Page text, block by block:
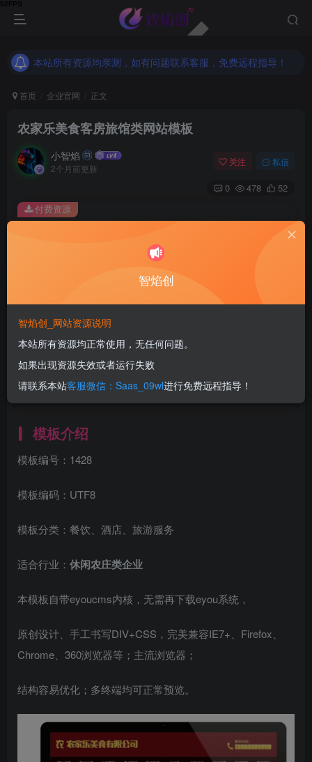
本站所有资源均亲测，如有问题联系客服，免费远程指导！
本站所有资源均亲测，如有问题联系客服，免费远程指导！
本站所有资源均亲测，如有问题联系客服，免费远程指导！
首页 企业官网 正文
农家乐美食客房旅馆类网站模板
小智焰
2个月前更新
关注 私信
0 478 52
此内容为付费资源，请付费后查看
RMB9.9
您当前未登录！建议登陆后购买，可保存购买订单
所有工作流及网站模板均无任何问题！
付费资源
模板介绍
模板编号：1428
模板编码：UTF8
模板分类：餐饮、酒店、旅游服务
适合行业： 休闲农庄类企业
本模板自带eyoucms内核，无需再下载eyou系统，
原创设计、手工书写DIV+CSS，完美兼容IE7+、Firefox、
Chrome、360浏览器等；主流浏览器；
结构容易优化；多终端均可正常预览。
智焰创
智焰创_网站资源说明
本站所有资源均正常使用，无任何问题。
如果出现资源失效或者运行失败
请联系本站客服微信：Saas_09wl进行免费远程指导！